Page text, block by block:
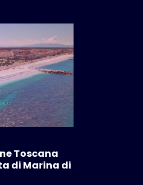
Toscana
di Marina di